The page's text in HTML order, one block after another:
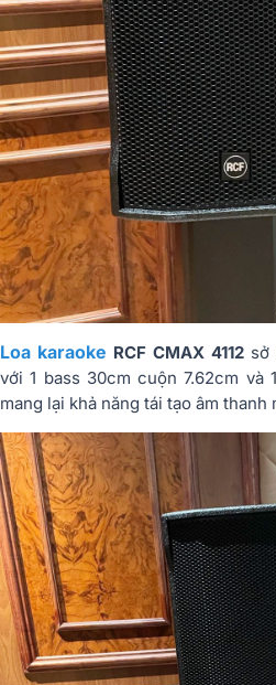
Loa karaoke RCF CMAX 4112 sở
với 1 bass 30cm cuộn 7.62cm và
mang lại khả năng tái tạo âm thanh